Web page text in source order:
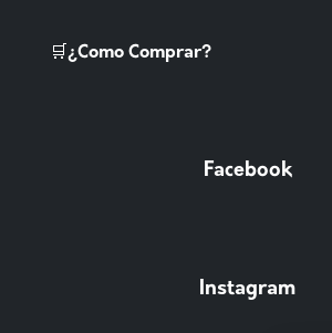
🛒¿Como Comprar?
Facebook
Instagram